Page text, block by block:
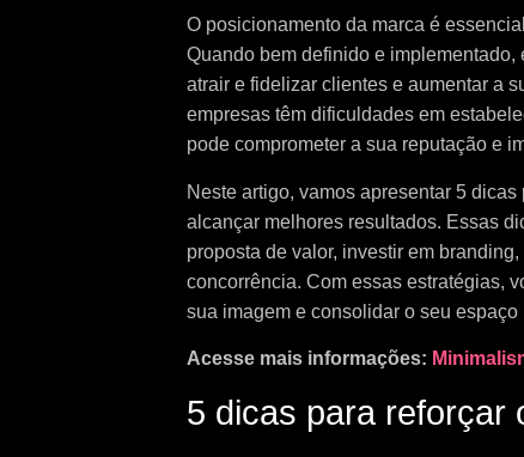
O posicionamento da marca é
Quando bem definido e
atrair e fidelizar clientes e aumentar a
empresas têm dificuldades em
pode comprometer a sua reputação e
Neste artigo, vamos apresentar 5
alcançar melhores resultados. Essas
proposta de valor, investir em
concorrência. Com essas estratégias,
sua imagem e consolidar o seu espaço
Acesse mais informações:
5 dicas para reforçar